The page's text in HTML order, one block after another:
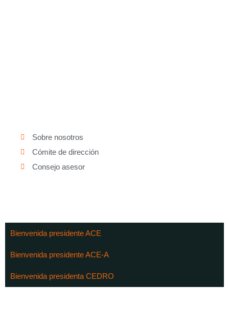
Sobre nosotros
Cómite de dirección
Consejo asesor
Bienvenida presidente ACE
Bienvenida presidente ACE-A
Bienvenida presidenta CEDRO